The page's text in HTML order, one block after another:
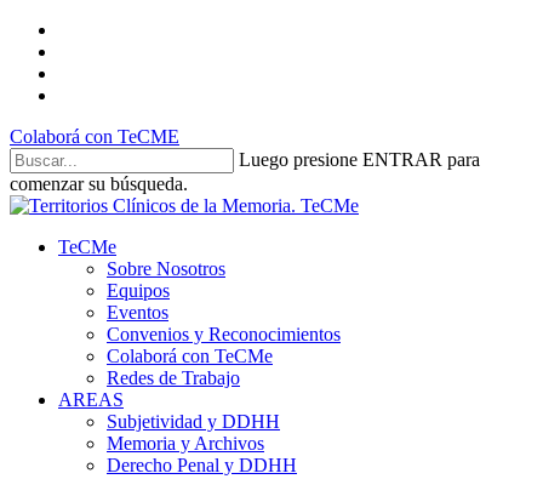
Skip
main
content
Colaborá con TeCME
Luego presione ENTRAR para
comenzar su búsqueda.
Close
search
Menu
TeCMe
Sobre Nosotros
Equipos
Eventos
Convenios y Reconocimientos
Colaborá con TeCMe
Redes de Trabajo
AREAS
Subjetividad y DDHH
Memoria y Archivos
Derecho Penal y DDHH